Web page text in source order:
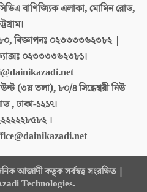
বাণিজ্যিক এলাকা, মোমিন রোড,
বিজ্ঞাপনঃ ০২৩৩৩৩৬২৩৮২ |
০২৩৩৩৩৬২৩৮১।
(৩য় তলা), ৮০/৪ সিদ্ধেশ্বরী নিউ
, ঢাকা-১২১৭।
।
আজাদী কতৃক সর্বস্বত্ব সংরক্ষিত |
Technologies.